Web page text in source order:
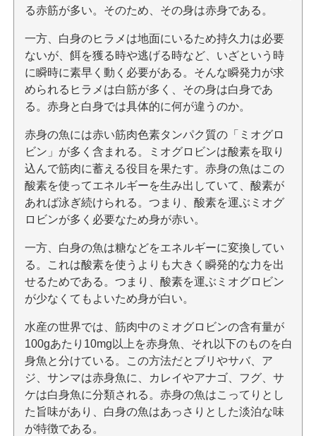
る赤筋が多い。そのため、その身は赤身である。
一方、白身のヒラメは地面にいるため持久力は必要
ないが、餌を獲る時や逃げる時など、いざという時
に瞬時に素早く動く必要がある。そんな瞬発力が求
められるヒラメは白筋が多く、その身は白身であ
る。赤身と白身では具体的に何が違うのか。
赤身の魚には赤い筋肉色素タンパク質の「ミオグロ
ビン」が多く含まれる。ミオグロビンは酸素を取り
込んで筋肉に蓄える役目を果たす。赤身の魚はこの
酸素を使ってエネルギーを生み出していて、酸素が
あれば泳ぎ続けられる。つまり、酸素を運ぶミオグ
ロビンが多く必要なため身が赤い。
一方、白身の魚は糖などをエネルギーに変換してい
る。これは酸素を使うよりも大きく瞬発的な力を出
せるためである。つまり、酸素を運ぶミオグロビン
が少なくてもよいため身が白い。
水産の世界では、筋肉中のミオグロビンの含有量が
100gあたり10mg以上を赤身魚、それ以下のものを白
身魚と分けている。この方法だとブリやサバ、ア
ジ、サンマは赤身魚に、カレイやアナゴ、フグ、サ
ケは白身魚に分類される。赤身の魚はこってりとし
た旨味があり、白身の魚はあっさりとした淡泊な味
が特徴である。